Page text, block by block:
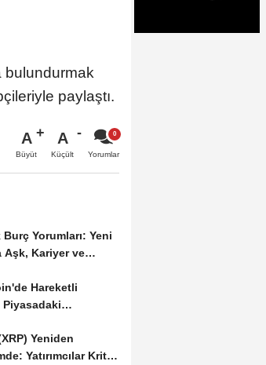
bulundurmak
paylaştı.
A
Büyüt
A
Küçült Yorumlar
Burç Yorumları: Yeni
Aşk, Kariyer ve
Hareketli
Yeniden
Yatırımcılar Kritik